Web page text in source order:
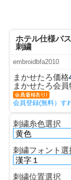
ホテル仕様バ
刺繍
embroidbfa2010
まかせたろ価格
まかせたろ会
会員登録(無料）す
刺繍糸色選択
刺繍フォント選
刺繍位置選択